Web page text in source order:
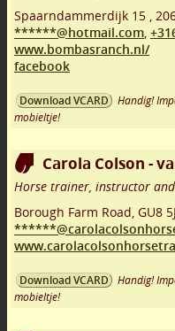
Spaarndammerdijk 15 ,
******@hotmail.com,
www.bombasranch.nl/
facebook
Download VCARD
Handig!
mobieltje!
Carola Colson -
Horse trainer, instructor
Borough Farm Road, GU8
Download VCARD
Handig!
mobieltje!